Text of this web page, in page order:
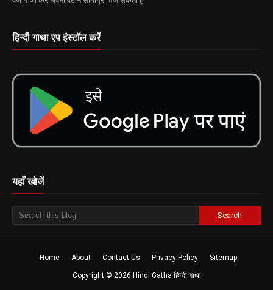
हिन्दी गाथा एप इंस्टॉल करें
यहाँ खोजें
Home About Contact Us Privacy Policy Sitemap
Copyright © 2026 Hindi Gatha हिन्दी गाथा